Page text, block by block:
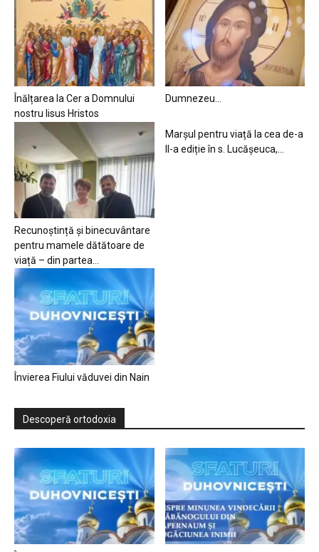
Înălțarea la Cer a Domnului
nostru Iisus Hristos
Dumnezeu…
Recunoștință și binecuvântare
pentru mamele dătătoare de
viață – din partea...
Marșul pentru viață la cea de-a
II-a ediție în s. Lucășeuca,...
Învierea Fiului văduvei din Nain
Descoperă ortodoxia